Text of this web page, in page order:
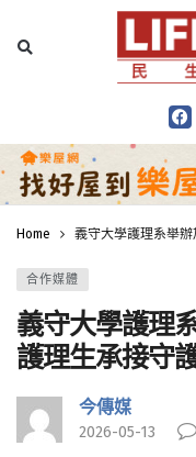
Home 義守大學護理系舉
合作媒體
義守大學護理
護理生承接守
今傳媒
2026-05-13